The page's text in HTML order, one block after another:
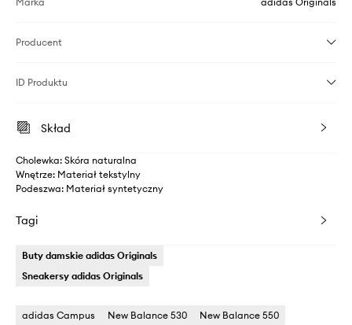
Producent
ID Produktu
Skład
Cholewka: Skóra naturalna
Wnętrze: Materiał tekstylny
Podeszwa: Materiał syntetyczny
Tagi
Buty damskie adidas Originals
Sneakersy adidas Originals
adidas Campus New Balance 530
New Balance 550